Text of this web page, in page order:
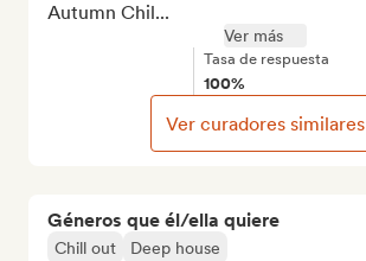
Géneros que él/ella quiere
Chill out Deep house
Autumn Chil...
Ver más
Tasa de respuesta
100%
Ver curadores similares